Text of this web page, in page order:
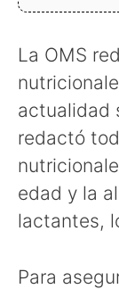
La OMS
actualidad
redactó
edad y la
lactantes,
Para